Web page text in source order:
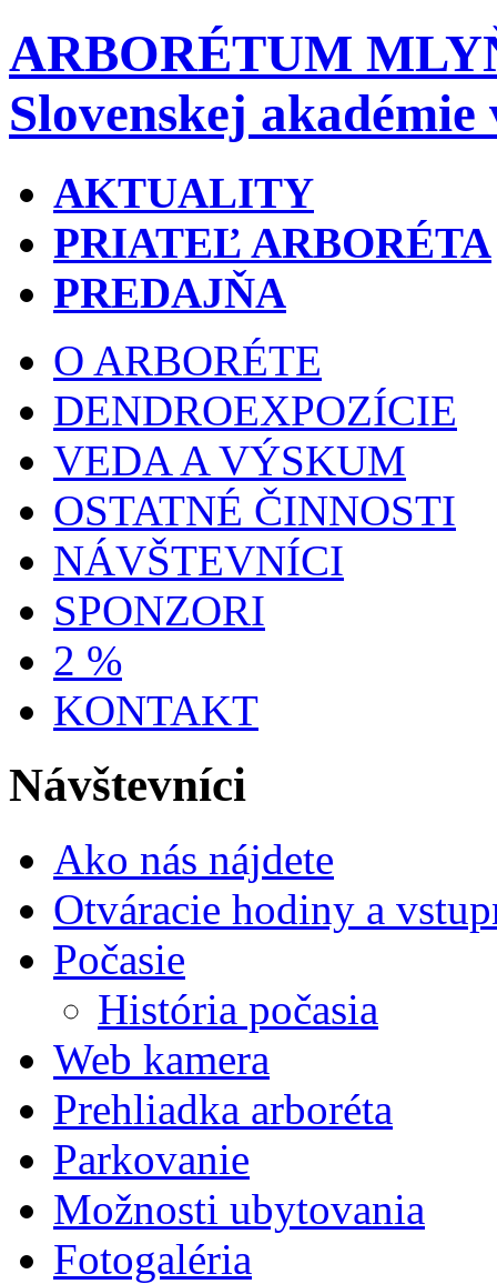
ARBORÉTUM
Slovenskej akadémie
AKTUALITY
PRIATEĽ ARBORÉTA
PREDAJŇA
O ARBORÉTE
DENDROEXPOZÍCIE
VEDA A VÝSKUM
OSTATNÉ ČINNOSTI
NÁVŠTEVNÍCI
SPONZORI
2 %
KONTAKT
Návštevníci
Ako nás nájdete
Otváracie hodiny a
Počasie
História počasia
Web kamera
Prehliadka arboréta
Parkovanie
Možnosti ubytovania
Fotogaléria